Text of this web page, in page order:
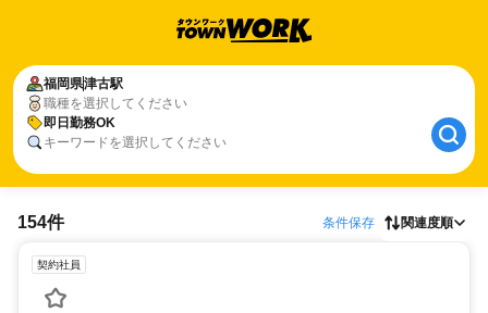
福岡県津古駅
職種を選択してください
即日勤務OK
キーワードを選択してください
154件 条件保存 関連度順
契約社員